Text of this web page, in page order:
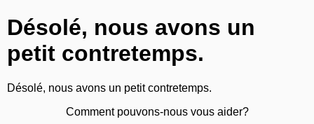
Désolé, nous avons un
petit contretemps.
Désolé, nous avons un petit contretemps.
Comment pouvons-nous vous aider?